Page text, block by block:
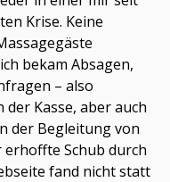
Krise. Keine
bekam Absagen,
– also
der Kasse, aber auch
der Begleitung von
erhoffte Schub durch
fand nicht statt